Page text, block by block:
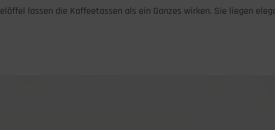
lassen die Kaffeetassen als ein Ganzes wirken. Sie liegen